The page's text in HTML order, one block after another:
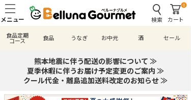
検索
0
カート
食品定期
コース 食品 うなぎ お中元 酒 セール
熊本地震に伴う配送の影響について ≫
夏季休暇に伴うお届け予定変更のご案内 ≫
クール代金・離島追加送料改定のお知らせ ≫